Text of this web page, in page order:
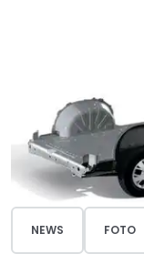
NEWS FOTO